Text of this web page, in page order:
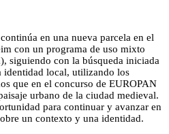
en una nueva parcela en el
con un programa de uso mixto
siguiendo con la búsqueda iniciada
identidad local, utilizando los
que en el concurso de EUROPAN
urbano de la ciudad medieval.
para continuar y avanzar en
un contexto y una identidad.